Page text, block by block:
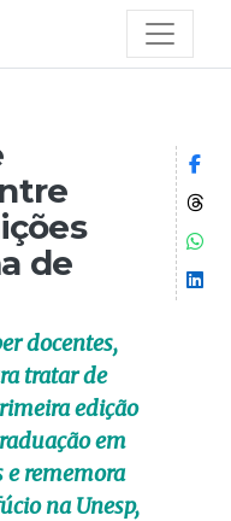
de
docentes,
tratar de
edição
em
e rememora
na Unesp,